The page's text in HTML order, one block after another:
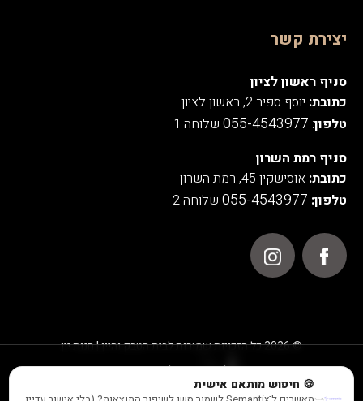
יצירת קשר
סניף ראשון לציון
כתובת: יוסף ספיר 2, ראשון לציון
טלפון:
055-4543977 שלוחה 1
סניף רמת השרון
כתובת: אוסישקין 45, רמת השרון
טלפון: 055-4543977 שלוחה 2
© 2026 כל הזכויות שמורות לבית הטבק והיין | חנות יין
אנו משתמשים בעוגיות לצורך תפעול האתר, ניתוחים סטטיסטיים,
שיפור חוויית המשתמש והתוכן המוצג באתר.
🍪 חיפוש מותאם אישית